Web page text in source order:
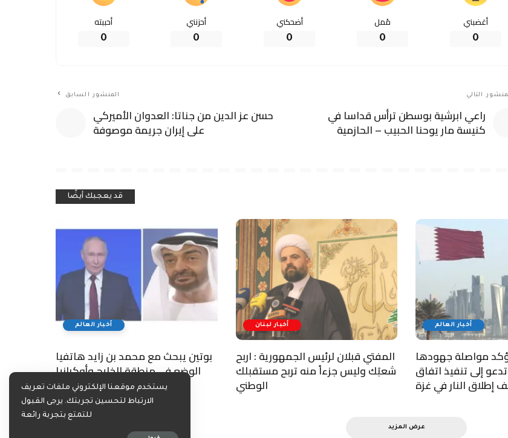
أحببته
0
أحزنني
0
أضحكني
0
مُمل
0
أغضبني
0
المنشور السابق
حسن عز الدين من جناتا: العدوان الأميركي
على إيران جريمة موصوفة
التالي
راعي ابرشية بوسطن ترأس قداسا في
كنيسة مار يوحنا الحبيب – الحازمية
قد يعجبك أيضًا
أخبار العالم
بوتين يبحث مع محمد بن زايد هاتفيا
الوضع في منطقة الخليج وأوكرانيا
أخبار لبنان
المفتي قبلان لرئيس الجمهورية : اربح
شعبَك وليس جزءاً منه تربح مستقبلك
الوطني
أخبار العالم
مواصلة جهودها
إلى تنفيذ اتفاق
إطلاق النار في غزة
عرض المزيد
يستخدم موقعنا الإلكتروني ملفات تعريف
الارتباط لتحسين تجربتك. يرجى القبول
للتمتع بتجربة رائعة